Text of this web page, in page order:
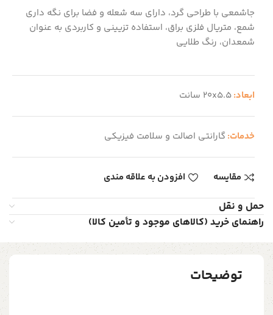
جاشمعی با طراحی گرد، دارای سه شعله و فضا برای نگه داری
شمع، متریال فلزی براق، استفاده تزیینی و کاربردی به عنوان
شمعدان، رنگ طلایی
ابعاد:20x5.5 سانت
خدمات: گارانتی اصالت و سلامت فیزیکی
مقایسه افزودن به علاقه مندی
حمل و نقل
راهنمای خرید (کالاهای موجود و تأمین کالا)
توضیحات